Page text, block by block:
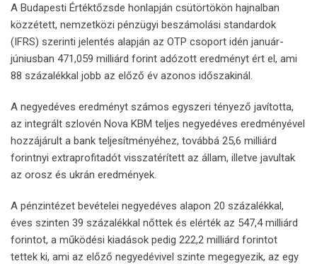
A Budapesti Értéktőzsde honlapján csütörtökön hajnalban
közzétett, nemzetközi pénzügyi beszámolási standardok
(IFRS) szerinti jelentés alapján az OTP csoport idén január-
júniusban 471,059 milliárd forint adózott eredményt ért el, ami
88 százalékkal jobb az előző év azonos időszakinál.
A negyedéves eredményt számos egyszeri tényező javította,
az integrált szlovén Nova KBM teljes negyedéves eredményével
hozzájárult a bank teljesítményéhez, továbbá 25,6 milliárd
forintnyi extraprofitadót visszatérített az állam, illetve javultak
az orosz és ukrán eredmények.
A pénzintézet bevételei negyedéves alapon 20 százalékkal,
éves szinten 39 százalékkal nőttek és elérték az 547,4 milliárd
forintot, a működési kiadások pedig 222,2 milliárd forintot
tettek ki, ami az előző negyedévivel szinte megegyezik, az egy